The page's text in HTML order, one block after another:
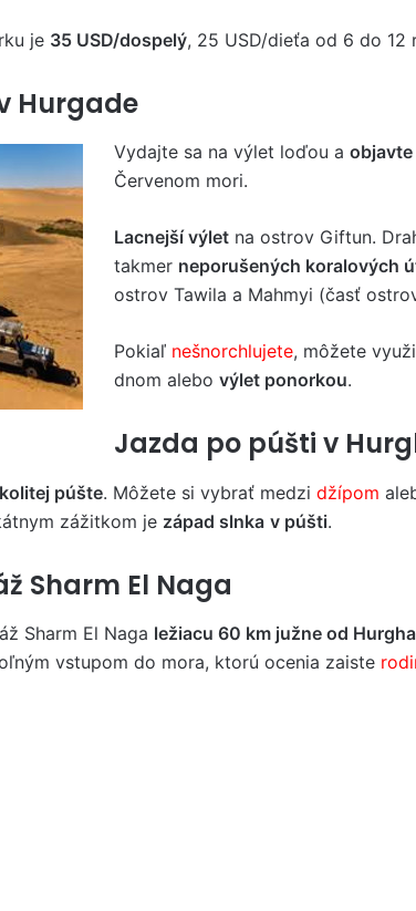
je 35 USD/dospelý, 25 USD/dieťa od 6 do 12
Hurgade
Vydajte sa na výlet loďou a
Červenom mori.
Lacnejší výlet na ostrov Giftun.
takmer neporušených koralových
ostrov Tawila a Mahmyi (časť
Pokiaľ nešnorchlujete, môžete
dnom alebo výlet ponorkou.
Jazda po púšti v
púšte. Môžete si vybrať medzi džípom
zážitkom je západ slnka v púšti.
Sharm El Naga
Sharm El Naga ležiacu 60 km južne od
vstupom do mora, ktorú ocenia zaiste